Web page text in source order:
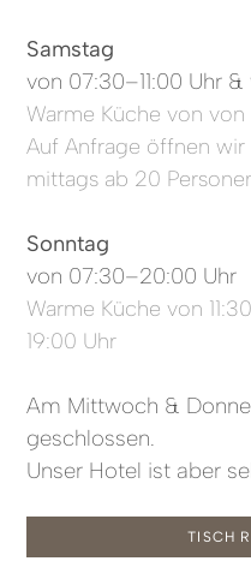
Samstag
von 07:30–11:00 Uhr
Warme Küche von
Auf Anfrage öffnen wir
mittags ab 20
Sonntag
von 07:30–20:00 Uhr
Warme Küche von
19:00 Uhr
Am Mittwoch &
geschlossen.
Unser Hotel ist aber
TISCH